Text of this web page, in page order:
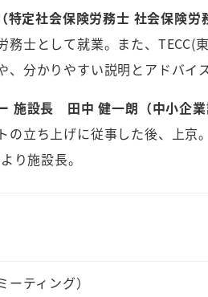
定社会保険労務士 社会保険労
務士として就業。また、
分かりやすい説明とアドバイ
施設長 田中 健一朗（中小企業
の立ち上げに従事した後、上
り施設長。
ティング）